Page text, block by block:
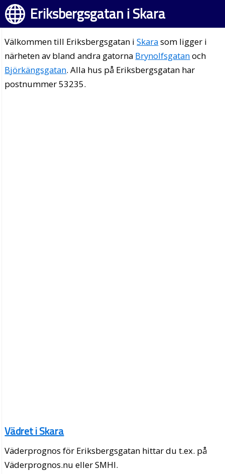
Eriksbergsgatan i Skara
Välkommen till Eriksbergsgatan iSkarasom ligger i
närheten av bland andra gatorna Brynolfsgatanoch
Björkängsgatan. Alla hus på Eriksbergsgatan har
postnummer 53235.
Vädret i Skara
Väderprognos för Eriksbergsgatan hittar du t.ex. på
Väderprognos.nu eller SMHI.